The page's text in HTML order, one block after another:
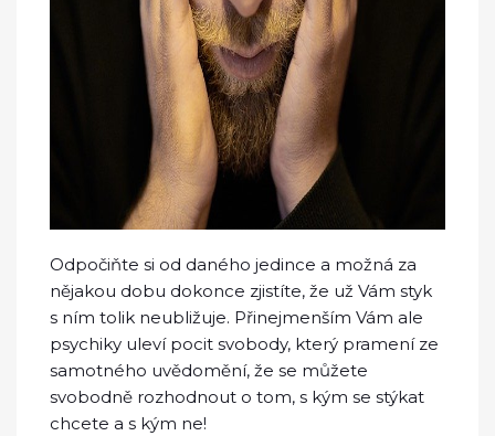
Odpočiňte si od daného jedince a možná za
nějakou dobu dokonce zjistíte, že už Vám styk
s ním tolik neubližuje. Přinejmenším Vám ale
psychiky uleví pocit svobody, který pramení ze
samotného uvědomění, že se můžete
svobodně rozhodnout o tom, s kým se stýkat
chcete a s kým ne!